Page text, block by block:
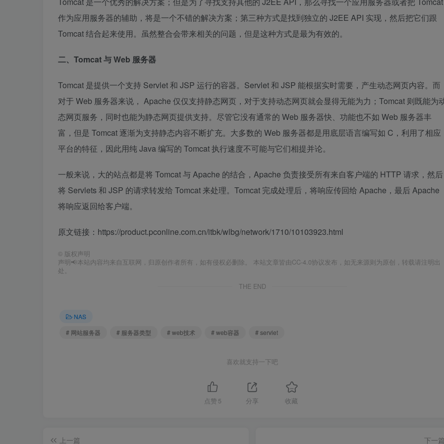
作为应用服务器的辅助，将是一个不错的解决方案；第三种方式是找到独立的 J2EE API 实现，然后把它们跟
Tomcat 结合起来使用。虽然整合会带来相关的问题，但是这种方式是最为有效的。
二、Tomcat 与 Web 服务器
Tomcat 是提供一个支持 Servlet 和 JSP 运行的容器。Servlet 和 JSP 能根据实时需要，产生动态网页内容。而
对于 Web 服务器来说， Apache 仅仅支持静态网页，对于支持动态网页就会显得无能为力；Tomcat 则既能为
态网页服务，同时也能为静态网页提供支持。尽管它没有通常的 Web 服务器快、功能也不如 Web 服务器丰
富，但是 Tomcat 逐渐为支持静态内容不断扩充。大多数的 Web 服务器都是用底层语言编写如 C，利用了相应
平台的特征，因此用纯 Java 编写的 Tomcat 执行速度不可能与它们相提并论。
一般来说，大的站点都是将 Tomcat 与 Apache 的结合，Apache 负责接受所有来自客户端的 HTTP 请求，然后
将 Servlets 和 JSP 的请求转发给 Tomcat 来处理。Tomcat 完成处理后，将响应传回给 Apache，最后 Apache
将响应返回给客户端。
原文链接：https://product.pconline.com.cn/itbk/wlbg/network/1710/10103923.html
© 版权声明
声明📢本站内容均来自互联网，归原创作者所有，如有侵权必删除。 本站文章皆由CC-4.0协议发布，如无来源则为原创，转载请注明出
处。
THE END
NAS
# 网站服务器
# 服务器类型 # web技术 # web容器 # servlet
喜欢就支持一下吧
点赞 5 分享 收藏
上一篇 下一